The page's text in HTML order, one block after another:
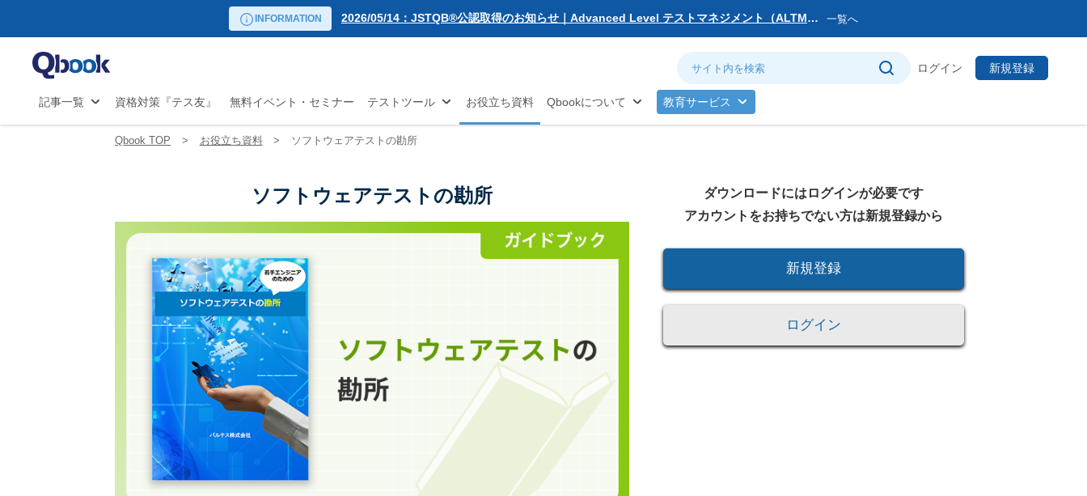
INFORMATION
2026/05/14：JSTQB®公認取得のお知らせ｜Advanced Level テストマネジメント（ALTM）
試験対策...
2026/03/02：バルテス・ホールディングス グループ内事業再編に伴うサービス提供会社変更
開
2026/01/06：【2026年度】テーマ別セミナー 年間開催スケジュール公開のお知らせ
2025/12/11：Qbook 会員数4万人突破！＆サイトリニューアルのお知らせ
2025/08/08：【重要】「テス友」システムメンテナンスのお知らせ
2025/02/19：【重要】システム変更に伴うメンテナンス作業のお知らせ
2026/07/27：【夏季休業のお知らせ】2026年8月8日(土)～2026年8月16日(日)まで
一覧へ
ログイン 新規登録
記事一覧 資格対策『テス友』 無料イベント・セミナー テストツール お役立ち資料 Qbookについて 教育サービス
リーダー向け講座
自動化 アジャイル
ソフトウェア品質
Qbook TOP お役立ち資料 ソフトウェアテストの勘所
ソフトウェアテストの勘所
ダウンロードにはログインが必要です
アカウントをお持ちでない方は新規登録から
新規登録
ログイン